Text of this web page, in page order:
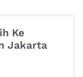
Ke
Jakarta